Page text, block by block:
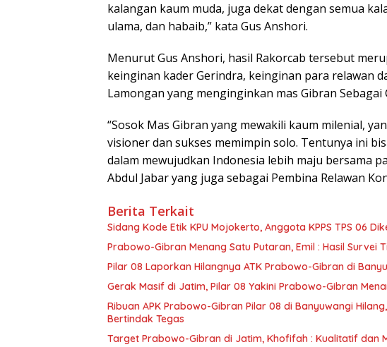
kalangan kaum muda, juga dekat dengan semua
ulama, dan habaib,” kata Gus Anshori.
Menurut Gus Anshori, hasil Rakorcab tersebut
keinginan kader Gerindra, keinginan para relawan
Lamongan yang menginginkan mas Gibran
“Sosok Mas Gibran yang mewakili kaum milenial,
visioner dan sukses memimpin solo. Tentunya ini
dalam mewujudkan Indonesia lebih maju bersama
Abdul Jabar yang juga sebagai Pembina Relawan
Berita Terkait
Sidang Kode Etik KPU Mojokerto, Anggota KPPS TPS 06
Prabowo-Gibran Menang Satu Putaran, Emil : Hasil Survei
Pilar 08 Laporkan Hilangnya ATK Prabowo-Gibran di
Gerak Masif di Jatim, Pilar 08 Yakini Prabowo-Gibran
Ribuan APK Prabowo-Gibran Pilar 08 di Banyuwangi Hilang,
Bertindak Tegas
Target Prabowo-Gibran di Jatim, Khofifah : Kualitatif dan